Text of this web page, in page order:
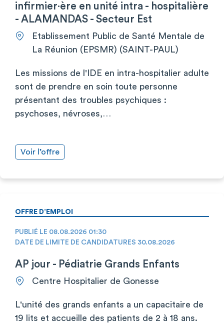
infirmier·ère en unité intra - hospitalière
- ALAMANDAS - Secteur Est
Etablissement Public de Santé Mentale de
La Réunion (EPSMR) (SAINT-PAUL)
Les missions de l'IDE en intra-hospitalier adulte
sont de prendre en soin toute personne
présentant des troubles psychiques :
psychoses, névroses,…
Voir l’offre
OFFRE D’EMPLOI
PUBLIÉ LE 08.08.2026 01:30
DATE DE LIMITE DE CANDIDATURES 30.08.2026
AP jour - Pédiatrie Grands Enfants
Centre Hospitalier de Gonesse
L'unité des grands enfants a un capacitaire de
19 lits et accueille des patients de 2 à 18 ans.